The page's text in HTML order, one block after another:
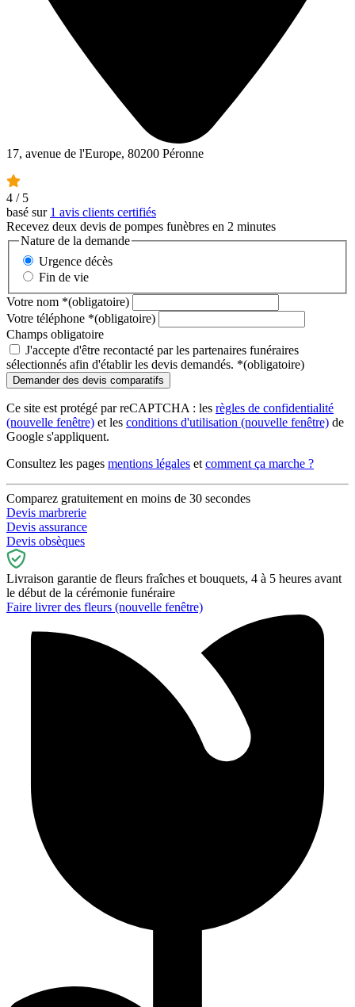
17, avenue de l'Europe, 80200 Péronne
4 / 5
basé sur 1 avis clients certifiés
Recevez deux devis de pompes funèbres en 2 minutes
Nature de la demande
Urgence décès
Fin de vie
Votre nom *(obligatoire)
Votre téléphone *(obligatoire)
Champs obligatoire
J'accepte d'être recontacté par les partenaires funéraires
sélectionnés afin d'établir les devis demandés. *(obligatoire)
Ce site est protégé par reCAPTCHA : les règles de confidentialité
(nouvelle fenêtre) et les conditions d'utilisation (nouvelle fenêtre) de
Google s'appliquent.
Consultez les pages mentions légales et comment ça marche ?
Comparez gratuitement en moins de 30 secondes
Devis marbrerie
Devis assurance
Devis obsèques
Livraison garantie de fleurs fraîches et bouquets, 4 à 5 heures avant
le début de la cérémonie funéraire
Faire livrer des fleurs (nouvelle fenêtre)